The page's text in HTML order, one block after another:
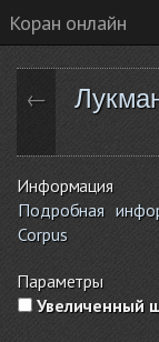
Коран онлайн
←
Информация
Подробная
Corpus
Параметры
Увеличенный